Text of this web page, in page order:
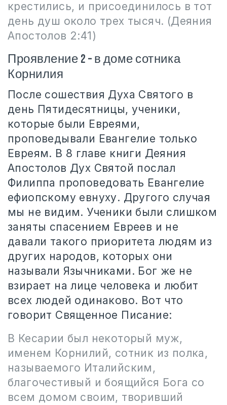
крестились, и присоединилось в тот
день душ около трех тысяч. (Деяния
Апостолов 2:41)
Проявление 2 – в доме сотника
Корнилия
После сошествия Духа Святого в
день Пятидесятницы, ученики,
которые были Евреями,
проповедывали Евангелие только
Евреям. В 8 главе книги Деяния
Апостолов Дух Святой послал
Филиппа проповедовать Евангелие
ефиопскому евнуху. Другого случая
мы не видим. Ученики были слишком
заняты спасением Евреев и не
давали такого приоритета людям из
других народов, которых они
называли Язычниками. Бог же не
взирает на лице человека и любит
всех людей одинаково. Вот что
говорит Священное Писание:
В Кесарии был некоторый муж,
именем Корнилий, сотник из полка,
называемого Италийским,
благочестивый и боящийся Бога со
всем домом своим, творивший